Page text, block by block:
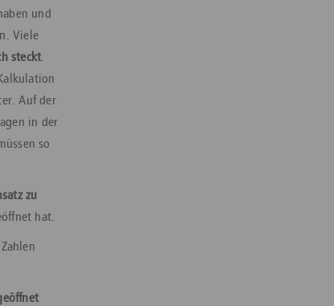
und
Viele
steckt.
Auf der
in der
so
zu
hat.